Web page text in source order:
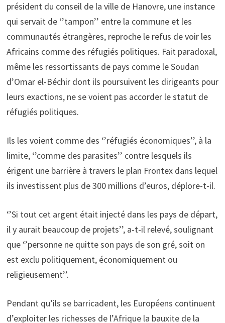
président du conseil de la ville de Hanovre, une instance
qui servait de ‘’tampon’’ entre la commune et les
communautés étrangères, reproche le refus de voir les
Africains comme des réfugiés politiques. Fait paradoxal,
même les ressortissants de pays comme le Soudan
d’Omar el-Béchir dont ils poursuivent les dirigeants pour
leurs exactions, ne se voient pas accorder le statut de
réfugiés politiques.
Ils les voient comme des ‘’réfugiés économiques’’, à la
limite, ‘’comme des parasites’’ contre lesquels ils
érigent une barrière à travers le plan Frontex dans lequel
ils investissent plus de 300 millions d’euros, déplore-t-il.
‘’Si tout cet argent était injecté dans les pays de départ,
il y aurait beaucoup de projets’’, a-t-il relevé, soulignant
que ‘’personne ne quitte son pays de son gré, soit on
est exclu politiquement, économiquement ou
religieusement’’.
Pendant qu’ils se barricadent, les Européens continuent
d’exploiter les richesses de l’Afrique la bauxite de la